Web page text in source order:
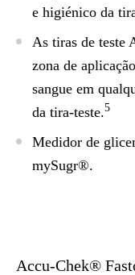
e higiénico da
As tiras de teste
zona de
sangue em
da tira-teste.5
Medidor de
mySugr®.
Accu-Chek®